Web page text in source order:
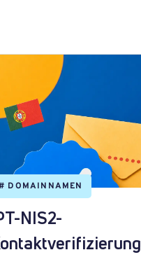
DOMAINNAMEN
NIS2-